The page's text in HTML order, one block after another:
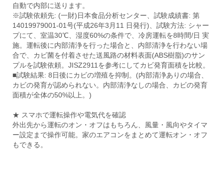
自動で内部に送ります。
※試験依頼先: (一財)日本食品分析センター、試験成績書: 第
14019979001-01号(平成26年3月11 日発行)、試験方法: シャー
プにて、室温30℃、湿度60%の条件で、冷房運転を8時間/日 実
施。運転後に内部清浄を行った場合と、内部清浄を行わない場
合で、カビ菌を付着させた送風路の材料表面(ABS樹脂)のサン
プルを試験依頼。JISZ2911を参考にしてカビ発育面積を比較。
■試験結果: 8日後にカビの増殖を抑制。(内部清浄ありの場合、
カビの発育が認められない。内部清浄なしの場合、カビの発育
面積が全体の50%以上。)
★ スマホで運転操作や電気代を確認
外出先から運転のオン・オフはもちろん、風量・風向やタイマ
ー設定まで操作可能。家のエアコンをまとめて運転オン・オフ
もできる。